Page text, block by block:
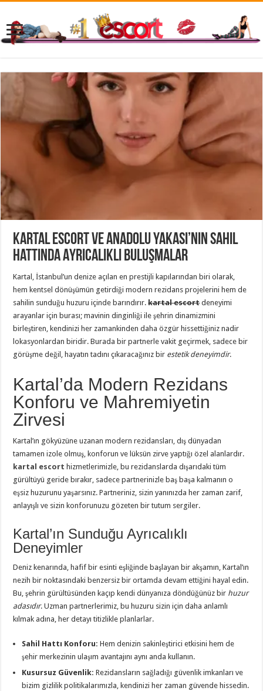
Kartal Escort ve Anadolu Yakası’nın Sahil
Hattında Ayrıcalıklı Buluşmalar
Kartal, İstanbul’un denize açılan en prestijli kapılarından biri olarak,
hem kentsel dönüşümün getirdiği modern rezidans projelerini hem de
sahilin sunduğu huzuru içinde barındırır.kartal escortdeneyimi
arayanlar için burası; mavinin dinginliği ile şehrin dinamizmini
birleştiren, kendinizi her zamankinden daha özgür hissettiğiniz nadir
lokasyonlardan biridir. Burada bir partnerle vakit geçirmek, sadece bir
görüşme değil, hayatın tadını çıkaracağınız bir estetik deneyimdir.
Kartal’da Modern Rezidans
Konforu ve Mahremiyetin
Zirvesi
Kartal’ın gökyüzüne uzanan modern rezidansları, dış dünyadan
tamamen izole olmuş, konforun ve lüksün zirve yaptığı özel alanlardır.
kartal escort hizmetlerimizle, bu rezidanslarda dışarıdaki tüm
gürültüyü geride bırakır, sadece partnerinizle baş başa kalmanın o
eşsiz huzurunu yaşarsınız. Partneriniz, sizin yanınızda her zaman zarif,
anlayışlı ve sizin konforunuzu gözeten bir tutum sergiler.
Kartal’ın Sunduğu Ayrıcalıklı
Deneyimler
Deniz kenarında, hafif bir esinti eşliğinde başlayan bir akşamın, Kartal’ın
nezih bir noktasındaki benzersiz bir ortamda devam ettiğini hayal edin.
Bu, şehrin gürültüsünden kaçıp kendi dünyanıza döndüğünüz bir huzur
adasıdır. Uzman partnerlerimiz, bu huzuru sizin için daha anlamlı
kılmak adına, her detayı titizlikle planlarlar.
Sahil Hattı Konforu: Hem denizin sakinleştirici etkisini hem de
şehir merkezinin ulaşım avantajını aynı anda kullanın.
Kusursuz Güvenlik: Rezidansların sağladığı güvenlik imkanları ve
bizim gizlilik politikalarımızla, kendinizi her zaman güvende hissedin.